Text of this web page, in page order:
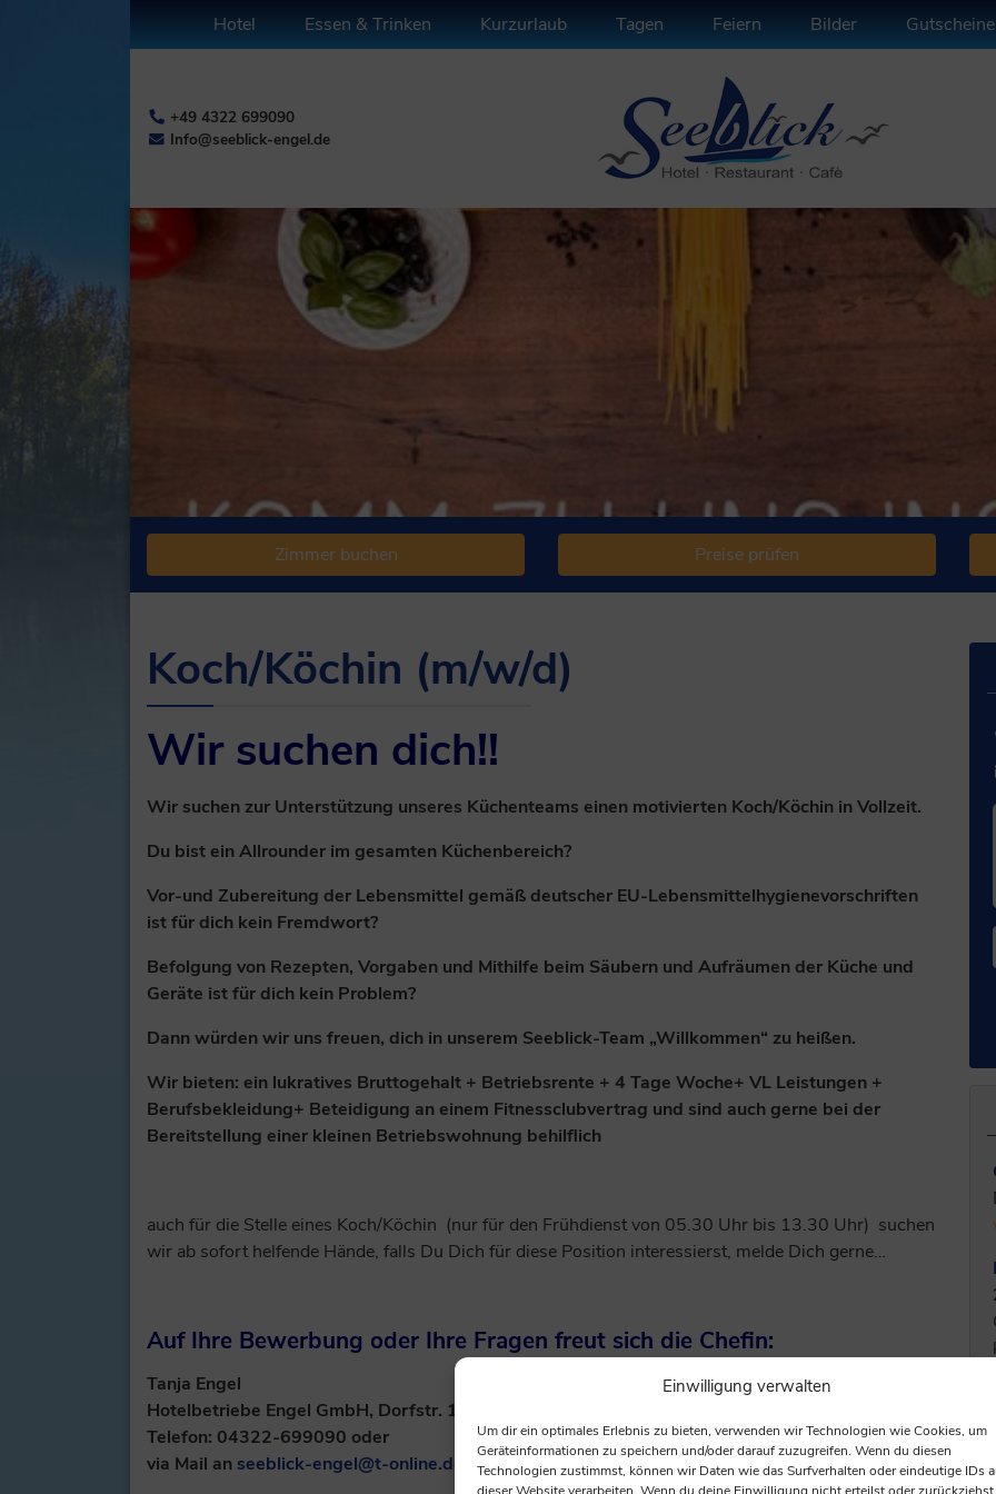
Einwilligung verwalten
Um dir ein optimales Erlebnis zu bieten, verwenden wir Technologien wie Cookies, um
Geräteinformationen zu speichern und/oder darauf zuzugreifen. Wenn du diesen
Technologien zustimmst, können wir Daten wie das Surfverhalten oder eindeutige IDs
dieser Website verarbeiten. Wenn du deine Einwilligung nicht erteilst oder zurückziehst,
Hotel Essen & Trinken Kurzurlaub Tagen Feiern Bilder Gutscheine
+49 4322 699090
Info@seeblick-engel.de
Zimmer buchen Preise prüfen
Koch/Köchin (m/w/d)
Wir suchen dich!!
Wir suchen zur Unterstützung unseres Küchenteams einen motivierten Koch/Köchin in Vollzeit.
Du bist ein Allrounder im gesamten Küchenbereich?
Vor-und Zubereitung der Lebensmittel gemäß deutscher EU-Lebensmittelhygienevorschriften
ist für dich kein Fremdwort?
Befolgung von Rezepten, Vorgaben und Mithilfe beim Säubern und Aufräumen der Küche und
Geräte ist für dich kein Problem?
Dann würden wir uns freuen, dich in unserem Seeblick-Team „Willkommen“ zu heißen.
Wir bieten: ein lukratives Bruttogehalt + Betriebsrente + 4 Tage Woche+ VL Leistungen +
Berufsbekleidung+ Beteidigung an einem Fitnessclubvertrag und sind auch gerne bei der
Bereitstellung einer kleinen Betriebswohnung behilflich
auch für die Stelle eines Koch/Köchin (nur für den Frühdienst von 05.30 Uhr bis 13.30 Uhr) suchen
wir ab sofort helfende Hände, falls Du Dich für diese Position interessierst, melde Dich gerne…
Auf Ihre Bewerbung oder Ihre Fragen freut sich die Chefin:
Tanja Engel
Hotelbetriebe Engel GmbH, Dorfstr. 18; 24582 Mühbrook
Telefon: 04322-699090 oder
via Mail an seeblick-engel@t-online.de